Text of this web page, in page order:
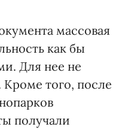
массовая
как бы
Для нее не
Кроме того, после
получали